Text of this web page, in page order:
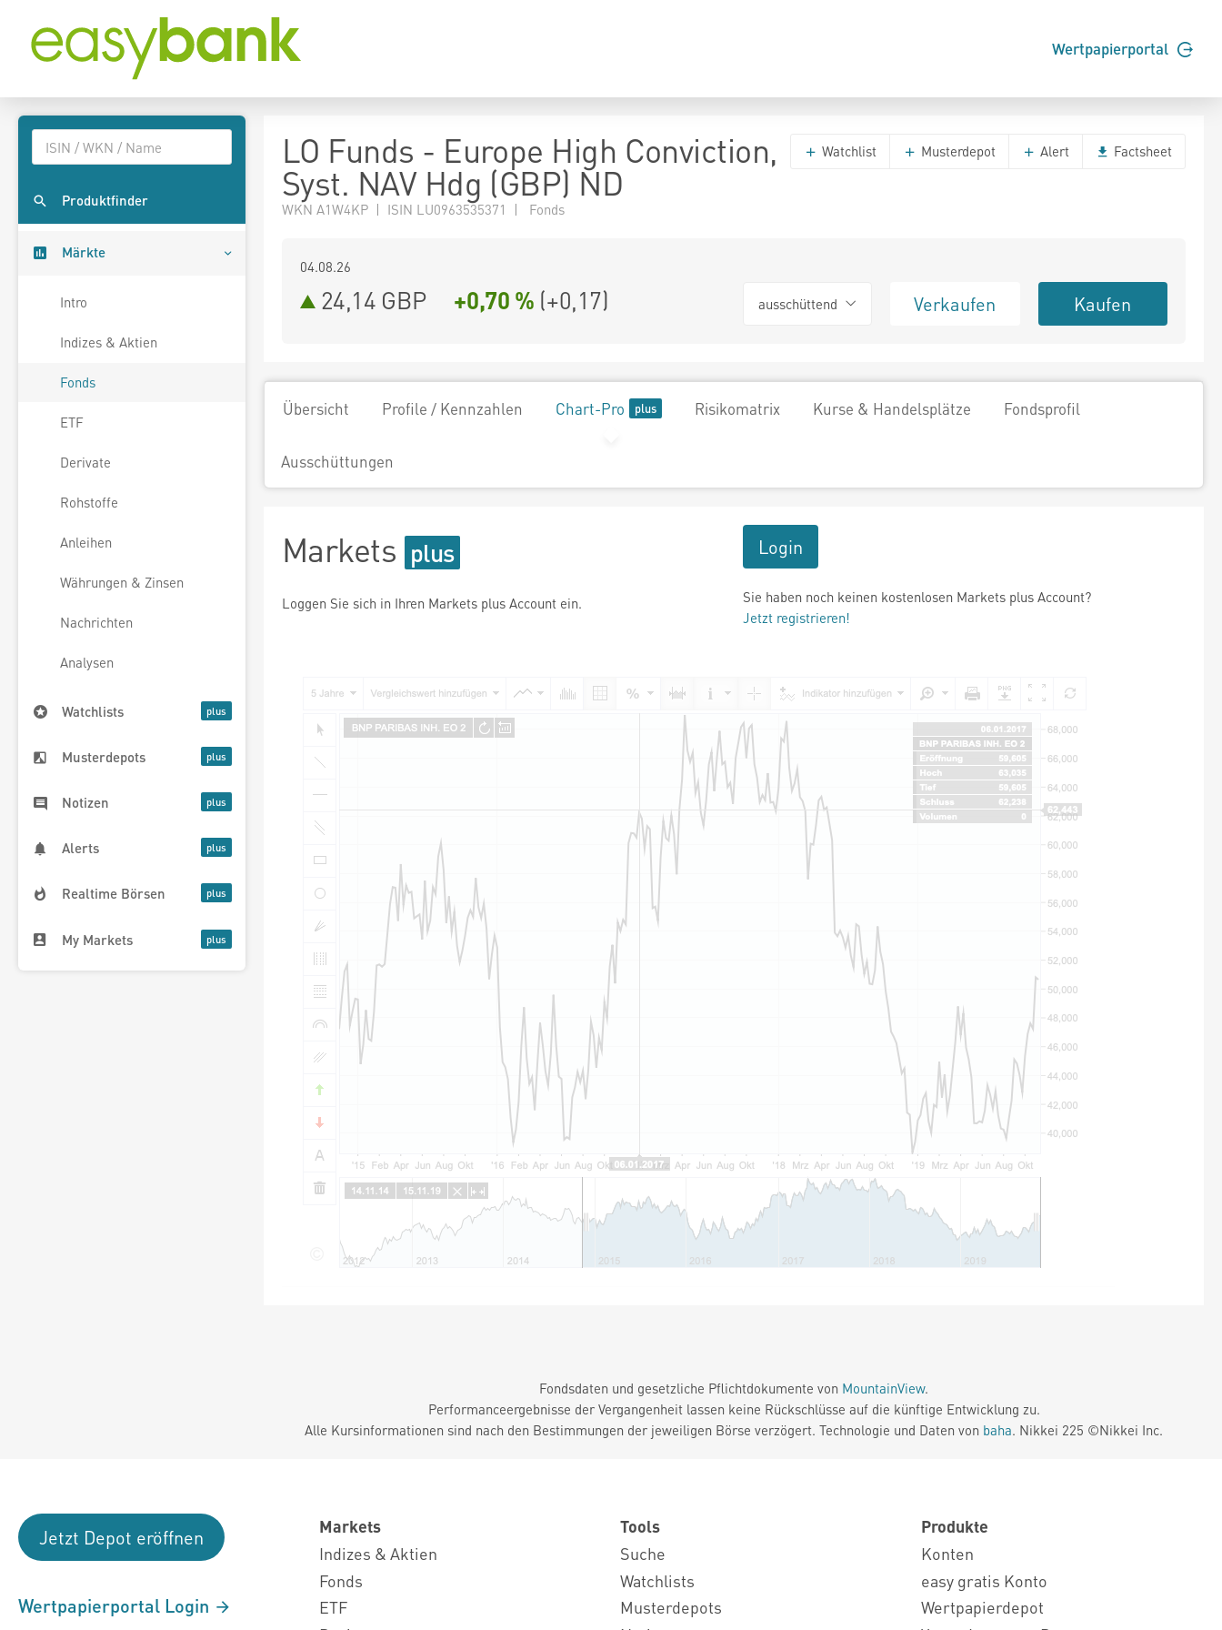
Wertpapierportal
Produktfinder
Märkte
Intro
Indizes & Aktien
Fonds
ETF
Derivate
Rohstoffe
Anleihen
Währungen & Zinsen
Nachrichten
Analysen
Watchlists
Musterdepots
Notizen
Alerts
Realtime Börsen
My Markets
LO Funds - Europe High Conviction,
Syst. NAV Hdg (GBP) ND
WKN A1W4KP | ISIN LU0963535371 | Fonds
Watchlist Musterdepot Alert Factsheet
04.08.26
24,14 GBP +0,70 % (+0,17) ausschüttend Verkaufen Kaufen
Übersicht Profile / Kennzahlen Chart-Pro Risikomatrix Kurse & Handelsplätze Fondsprofil
Ausschüttungen
Markets
Loggen Sie sich in Ihren Markets plus Account ein.
Login
Sie haben noch keinen kostenlosen Markets plus Account?
Jetzt registrieren!
Fondsdaten und gesetzliche Pflichtdokumente von MountainView.
Performanceergebnisse der Vergangenheit lassen keine Rückschlüsse auf die künftige Entwicklung zu.
Alle Kursinformationen sind nach den Bestimmungen der jeweiligen Börse verzögert. Technologie und Daten von baha. Nikkei 225 ©Nikkei Inc.
Jetzt Depot eröffnen
Wertpapierportal Login
Markets
Indizes & Aktien
Fonds
ETF
Tools
Suche
Watchlists
Musterdepots
Produkte
Konten
easy gratis Konto
Wertpapierdepot